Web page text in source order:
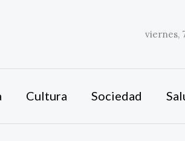
viernes,
Cultura Sociedad